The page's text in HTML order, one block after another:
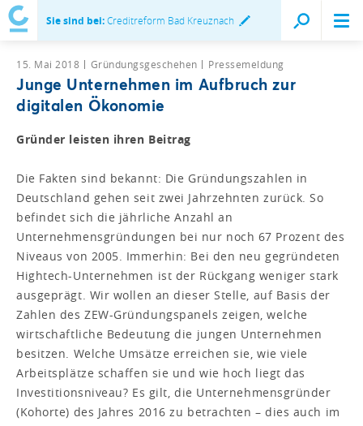
Sie sind bei:Creditreform Bad Kreuznach
15. Mai 2018 Gründungsgeschehen Pressemeldung
Junge Unternehmen im Aufbruch zur
digitalen Ökonomie
Gründer leisten ihren Beitrag
Die Fakten sind bekannt: Die Gründungszahlen in
Deutschland gehen seit zwei Jahrzehnten zurück. So
befindet sich die jährliche Anzahl an
Unternehmensgründungen bei nur noch 67 Prozent des
Niveaus von 2005. Immerhin: Bei den neu gegründeten
Hightech-Unternehmen ist der Rückgang weniger stark
ausgeprägt. Wir wollen an dieser Stelle, auf Basis der
Zahlen des ZEW-Gründungspanels zeigen, welche
wirtschaftliche Bedeutung die jungen Unternehmen
besitzen. Welche Umsätze erreichen sie, wie viele
Arbeitsplätze schaffen sie und wie hoch liegt das
Investitionsniveau? Es gilt, die Unternehmensgründer
(Kohorte) des Jahres 2016 zu betrachten – dies auch im